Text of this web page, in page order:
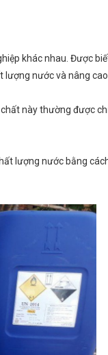
khác nhau. Được
nước và nâng cao
này thường được
lượng nước bằng